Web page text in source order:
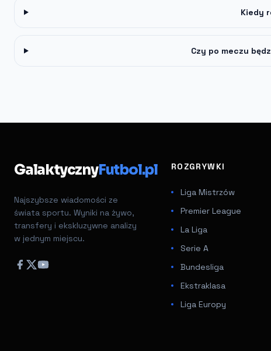
Kiedy
Czy po meczu
GalaktycznyFutbol.pl
Najszybsze wiadomości ze
świata sportu. Wyniki na żywo,
transfery i ekskluzywne analizy
w jednym miejscu.
ROZGRYWKI
Liga Mistrzów
Premier League
La Liga
Serie A
Bundesliga
Ekstraklasa
Liga Europy